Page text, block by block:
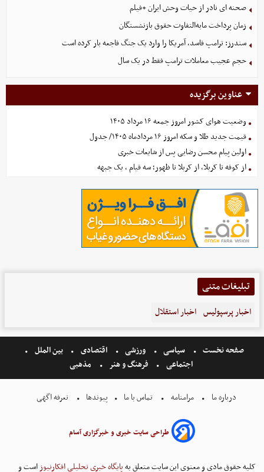
صحنه ای نادر از حیات وحش ایران +فیلم
زمان پرداخت مابه‌التفاوت حقوق بازنشستگان
سندرز: ترامپ فاسد، آمریکا را وارد یک جنگ فاجعه بار کرده است
حجم عجیب معاملات ترامپ فقط در یک سال
عناوین برگزیده
وضعیت هوای کشور امروز جمعه ۱۶ مرداد ۱۴۰۵
قیمت جدید طلا و سکه امروز ۱۶ مردادماه ۱۴۰۵/ جدول
اولین پیام محسن رضایی پس از شایعات خبری
از کوفه تا کربلا، از کربلا تا ظهور؛ سه قیام ، یک جبهه
تبلیغات متنی
اخبار پرسپولیس اخبار استقلال
صفحه نخست سیاسی ورزشی اقتصادی
بین الملل
اجتماعی
فرهنگ و هنر مذهبی
درباره ما مرامنامه تماس با ما پیوندها تعرفه اگهی
طراحی سایت خبری و خبرگزاری آسام
کلیه حقوق مادی و معنوی این سایت متعلق بهپایگاه خبری تحلیلی افکارنیوزاست و